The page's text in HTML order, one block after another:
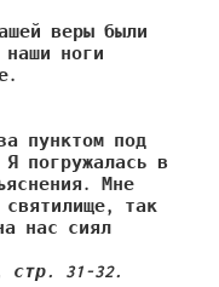
веры были
наши ноги
пунктом под
Я погружалась в
Мне
святилище, так
нас сиял
стр. 31-32.